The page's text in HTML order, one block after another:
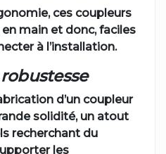
ces coupleurs
main et donc, faciles
à l’installation.
d’un coupleur
solidité, un atout
recherchant du
les